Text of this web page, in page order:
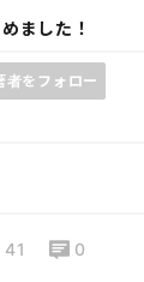
ました！
者をフォロー
41 0